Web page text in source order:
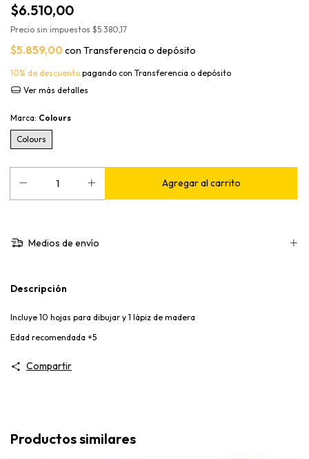
$6.510,00
Precio sin impuestos $5.380,17
$5.859,00 con Transferencia o depósito
10% de descuento pagando con Transferencia o depósito
Ver más detalles
Marca: Colours
Colours
Medios de envío
Descripción
Incluye 10 hojas para dibujar y 1 lápiz de madera
Edad recomendada +5
Compartir
Productos similares